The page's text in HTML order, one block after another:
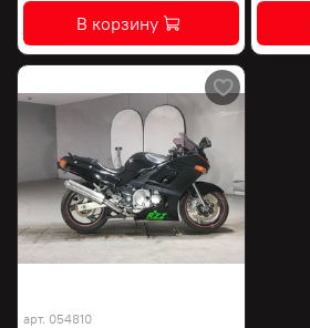
В корзину
арт. 054810